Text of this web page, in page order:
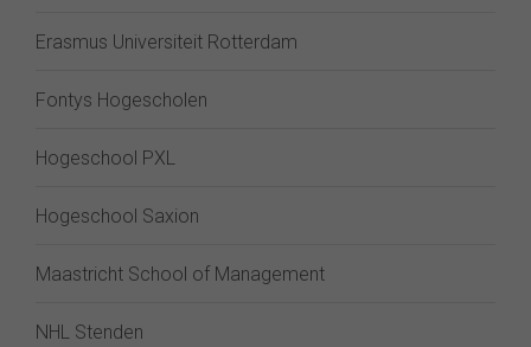
Erasmus Universiteit Rotterdam
Fontys Hogescholen
Hogeschool PXL
Hogeschool Saxion
Maastricht School of Management
NHL Stenden